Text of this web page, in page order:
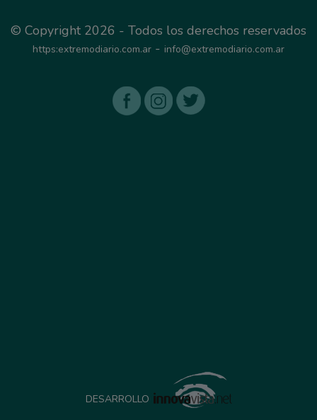
© Copyright 2026 - Todos los derechos reservados
https:extremodiario.com.ar - info@extremodiario.com.ar
DESARROLLO